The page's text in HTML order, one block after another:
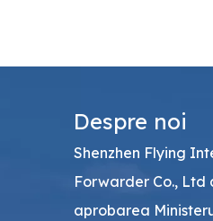
Despre noi
Shenzhen Flying
Forwarder Co., Ltd
aprobarea